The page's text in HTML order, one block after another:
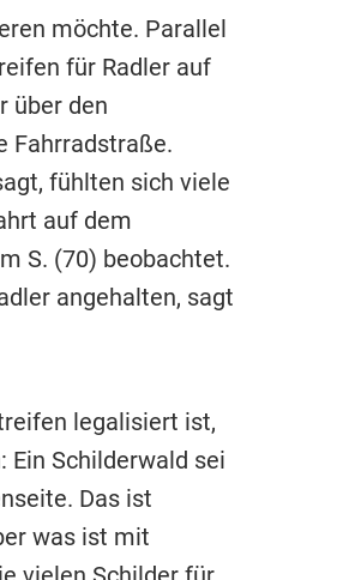
möchte. Parallel
für Radler auf
über den
Fahrradstraße.
fühlten sich viele
auf dem
S. (70) beobachtet.
angehalten, sagt
legalisiert ist,
Ein Schilderwald sei
Das ist
was ist mit